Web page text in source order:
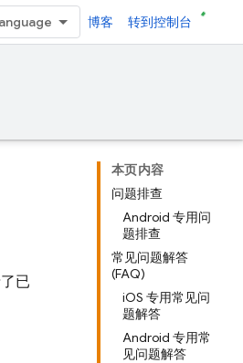
博客 转到控制台
本页内容
问题排查
Android 专用问
题排查
常见问题解答
(FAQ)
iOS 专用常见问
题解答
Android 专用常
见问题解答
已